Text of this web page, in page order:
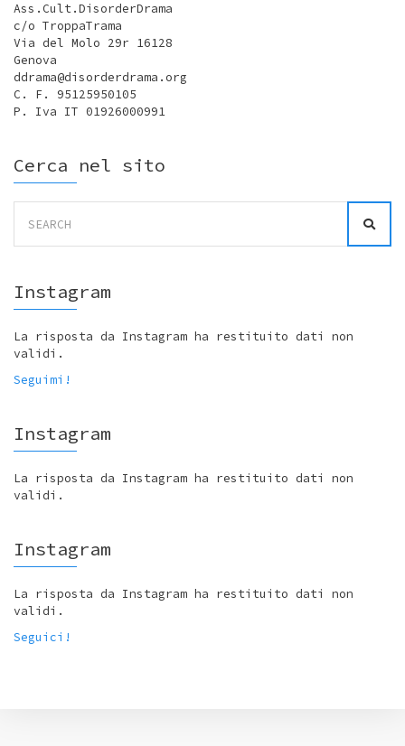
Ass.Cult.DisorderDrama
c/o TroppaTrama
Via del Molo 29r 16128
Genova
ddrama@disorderdrama.org
C. F. 95125950105
P. Iva IT 01926000991
Cerca nel sito
for:
Instagram
La risposta da Instagram ha restituito dati non
validi.
Seguimi!
Instagram
La risposta da Instagram ha restituito dati non
validi.
Instagram
La risposta da Instagram ha restituito dati non
validi.
Seguici!